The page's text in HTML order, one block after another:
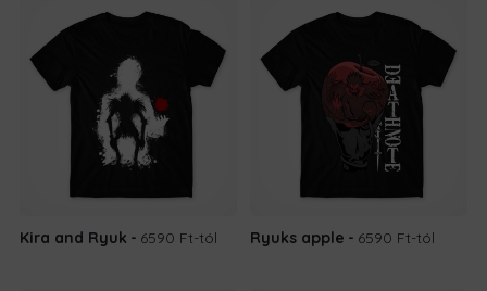
Kira and Ryuk 6590 Ft-tól Ryuks apple 6590 Ft-tól